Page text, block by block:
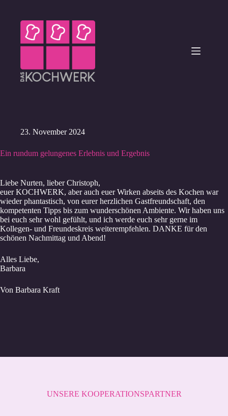
springen
23. November 2024
Ein rundum gelungenes Erlebnis und Ergebnis
Liebe Nurten, lieber Christoph,
euer KOCHWERK, aber auch euer Wirken abseits des Kochen war
wieder phantastisch, von eurer herzlichen Gastfreundschaft, den
kompetenten Tipps bis zum wunderschönen Ambiente. Wir haben uns
bei euch sehr wohl gefühlt, und ich werde euch sehr gerne im
Kollegen- und Freundeskreis weiterempfehlen. DANKE für den
schönen Nachmittag und Abend!
Alles Liebe,
Barbara
Von Barbara Kraft
UNSERE KOOPERATIONSPARTNER